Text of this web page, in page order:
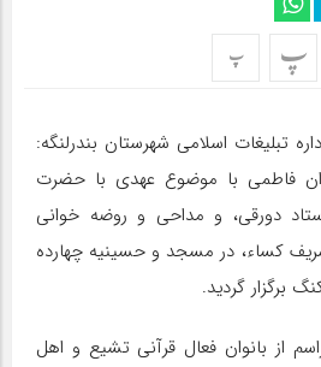
پ پ
تبلیغات اسلامی شهرستان بندرلنگه:
فاطمی با موضوع عهدی با حضرت
دورقی، و مداحی و روضه خوانی
کساء، در مسجد و حسینیه چهارده
برگزار گردید.
از بانوان فعال قرآنی تشیع و اهل